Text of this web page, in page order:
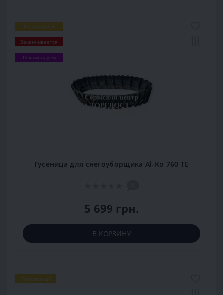
Популярный
Заканчивается
Рекомендуем
Гусеница для снегоуборщика Al-Ko 760 TE
5 699 грн.
В КОРЗИНУ
Популярный